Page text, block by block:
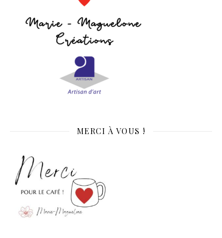
MERCI À VOUS !